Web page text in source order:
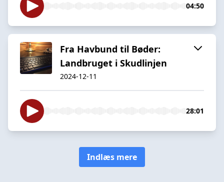
04:50
Fra Havbund til Bøder:
Landbruget i Skudlinjen
2024-12-11
28:01
Indlæs mere